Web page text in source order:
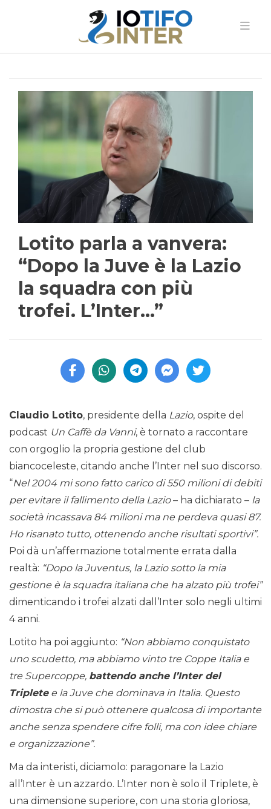
Lotito parla a vanvera:
“Dopo la Juve è la Lazio
la squadra con più
trofei. L’Inter…”
Claudio Lotito, presidente della Lazio, ospite del
podcast Un Caffè da Vanni, è tornato a raccontare
con orgoglio la propria gestione del club
biancoceleste, citando anche l’Inter nel suo discorso.
“Nel 2004 mi sono fatto carico di 550 milioni di debiti
per evitare il fallimento della Lazio– ha dichiarato – la
società incassava 84 milioni ma ne perdeva quasi 87.
Ho risanato tutto, ottenendo anche risultati sportivi”.
Poi dà un’affermazione totalmente errata dalla
realtà: “Dopo la Juventus, la Lazio sotto la mia
gestione è la squadra italiana che ha alzato più trofei”
dimenticando i trofei alzati dall’Inter solo negli ultimi
4 anni.
Lotito ha poi aggiunto: “Non abbiamo conquistato
uno scudetto, ma abbiamo vinto tre Coppe Italia e
tre Supercoppe, battendo anche l’Inter del
Tripletee la Juve che dominava in Italia. Questo
dimostra che si può ottenere qualcosa di importante
anche senza spendere cifre folli, ma con idee chiare
e organizzazione”.
Ma da interisti, diciamolo: paragonare la Lazio
all’Inter è un azzardo. L’Inter non è solo il Triplete, è
una dimensione superiore, con una storia gloriosa,